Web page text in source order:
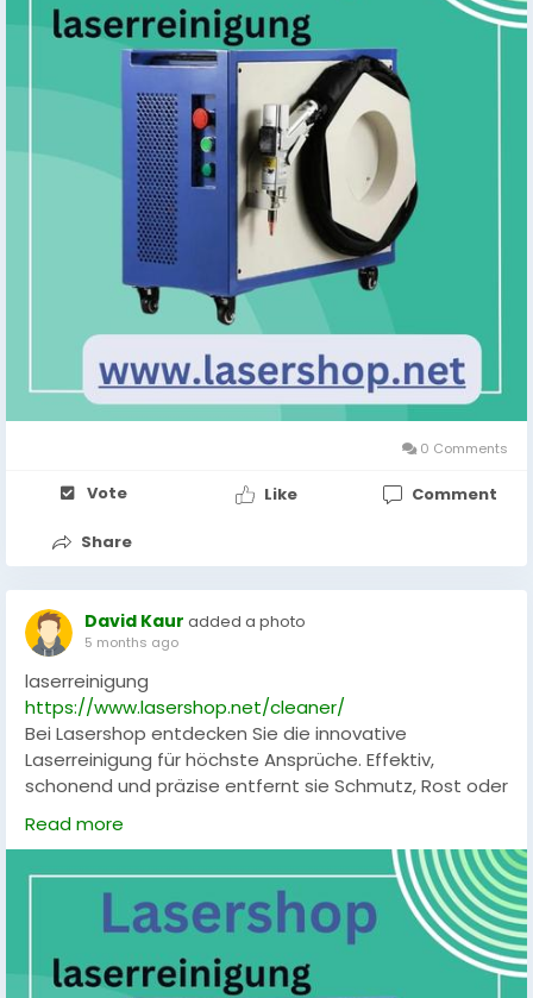
#Laserreinigung,#Oberflächenreinigung
#Industrietechnik,#LaserTechnologie,
#Präzisionsreinigung,#LaserShop
0 Comments
Vote Like Comment
Share
David Kaur added a photo
5 months ago
laserreinigung
https://www.lasershop.net/cleaner/
Bei Lasershop entdecken Sie die innovative
Laserreinigung für höchste Ansprüche. Effektiv,
schonend und präzise entfernt sie Schmutz, Rost oder
Beschichtungen von verschiedensten Oberflächen.
Ideal für Industrie, Werkstatt und Restaurierung –
modernste Technik sorgt für saubere Ergebnisse ohne
Chemie. Qualität, Effizienz und Präzision vereint bei
#Laserreinigung#Oberflächenpflege
Read more